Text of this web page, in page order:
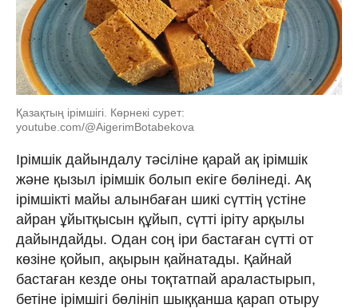
Қазақтың ірімшігі. Көрнекі сурет:
youtube.com/@AigerimBotabekova
Ірімшік дайындалу тәсіліне қарай ақ ірімшік
және қызыл ірімшік болып екіге бөлінеді. Ақ
ірімшікті майы алынбаған шикі сүттің үстіне
айран ұйытқысын құйып, сүтті іріту арқылы
дайындайды. Одан соң іри бастаған сүтті от
көзіне қойып, ақырын қайнатады. Қайнай
бастаған кезде оны тоқтатпай араластырып,
бетіне ірімшігі бөлініп шыққанша қарап отыру